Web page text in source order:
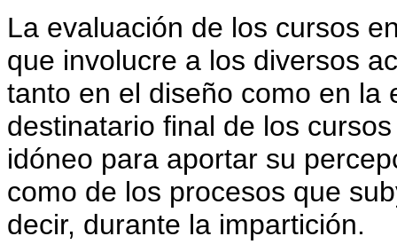
La evaluación de los cursos
que involucre a los diversos
tanto en el diseño como en la
destinatario final de los
idóneo para aportar su
como de los procesos que
decir, durante la impartición.